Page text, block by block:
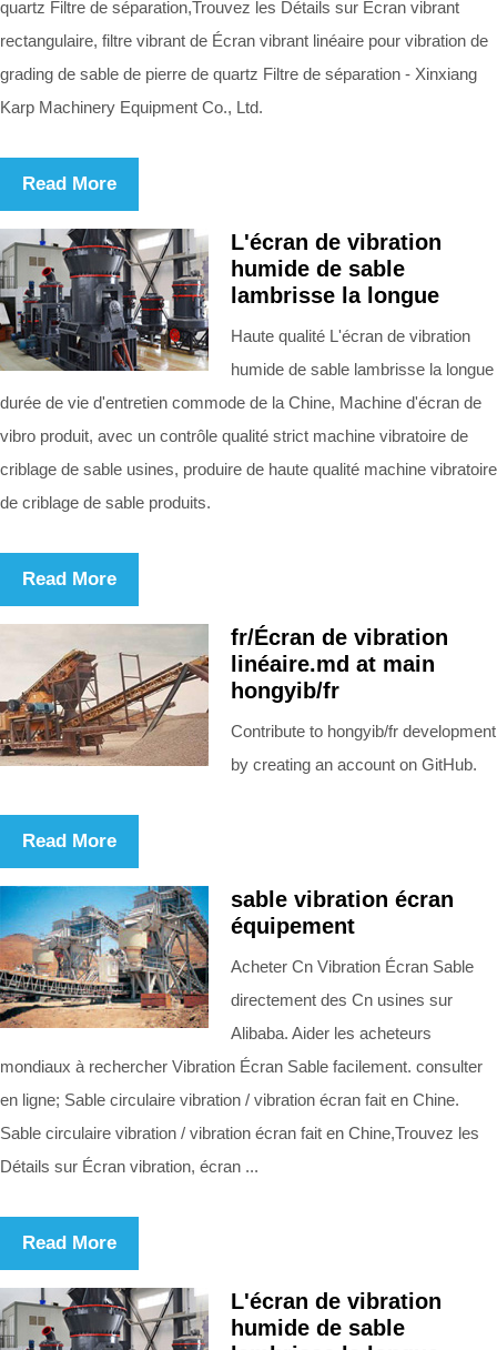
quartz Filtre de séparation,Trouvez les Détails sur Écran vibrant
rectangulaire, filtre vibrant de Écran vibrant linéaire pour vibration de
grading de sable de pierre de quartz Filtre de séparation - Xinxiang
Karp Machinery Equipment Co., Ltd.
Read More
L'écran de vibration
humide de sable
lambrisse la longue
Haute qualité L'écran de vibration
humide de sable lambrisse la longue
durée de vie d'entretien commode de la Chine, Machine d'écran de
vibro produit, avec un contrôle qualité strict machine vibratoire de
criblage de sable usines, produire de haute qualité machine vibratoire
de criblage de sable produits.
Read More
fr/Écran de vibration
linéaire.md at main
hongyib/fr
Contribute to hongyib/fr development
by creating an account on GitHub.
Read More
sable vibration écran
équipement
Acheter Cn Vibration Écran Sable
directement des Cn usines sur
Alibaba. Aider les acheteurs
mondiaux à rechercher Vibration Écran Sable facilement. consulter
en ligne; Sable circulaire vibration / vibration écran fait en Chine.
Sable circulaire vibration / vibration écran fait en Chine,Trouvez les
Détails sur Écran vibration, écran ...
Read More
L'écran de vibration
humide de sable